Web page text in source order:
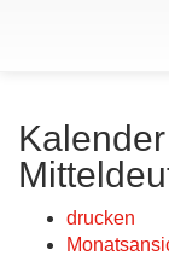
drucken